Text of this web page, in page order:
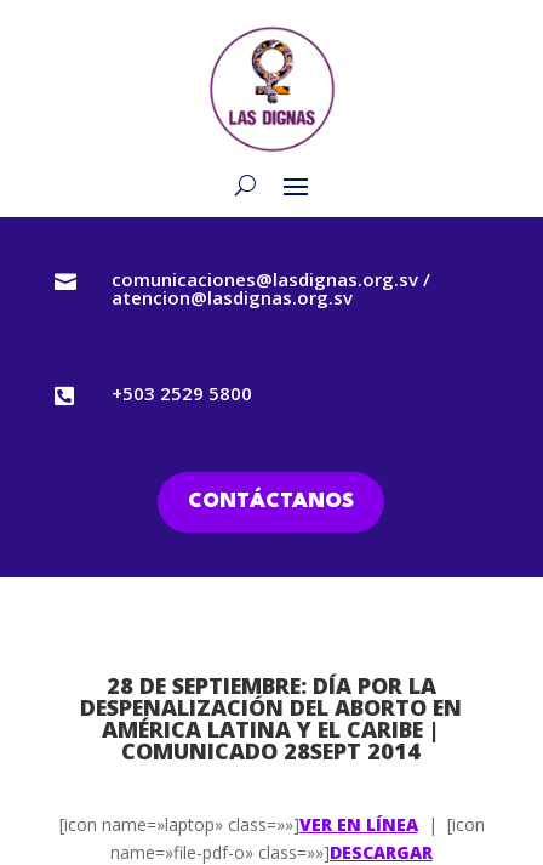
 comunicaciones@lasdignas.org.sv /
atencion@lasdignas.org.sv
 +503 2529 5800
CONTÁCTANOS
28 DE SEPTIEMBRE: DÍA POR LA
DESPENALIZACIÓN DEL ABORTO EN
AMÉRICA LATINA Y EL CARIBE |
COMUNICADO 28SEPT 2014
[icon name=»laptop» class=»»]VER EN LÍNEA| [icon
name=»file-pdf-o» class=»»]DESCARGAR